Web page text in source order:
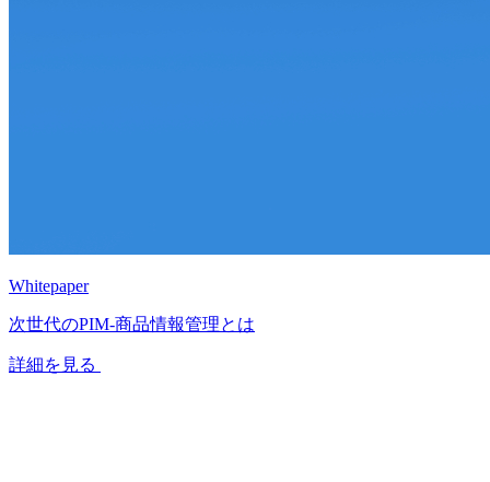
Whitepaper
次世代のPIM‐商品情報管理とは
詳細を見る